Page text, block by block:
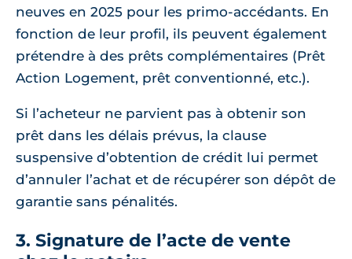
neuves en 2025 pour les primo-accédants. En
fonction de leur profil, ils peuvent également
prétendre à des prêts complémentaires (Prêt
Action Logement, prêt conventionné, etc.).
Si l’acheteur ne parvient pas à obtenir son
prêt dans les délais prévus, la clause
suspensive d’obtention de crédit lui permet
d’annuler l’achat et de récupérer son dépôt de
garantie sans pénalités.
3. Signature de l’acte de vente